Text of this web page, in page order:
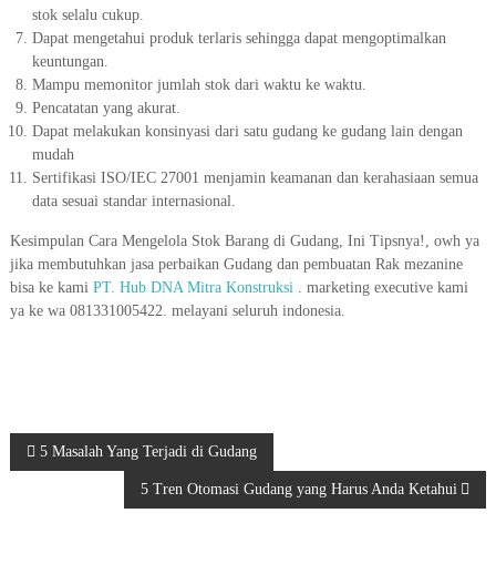
stok selalu cukup.
Dapat mengetahui produk terlaris sehingga dapat mengoptimalkan
keuntungan.
Mampu memonitor jumlah stok dari waktu ke waktu.
Pencatatan yang akurat.
Dapat melakukan konsinyasi dari satu gudang ke gudang lain dengan
mudah
Sertifikasi ISO/IEC 27001 menjamin keamanan dan kerahasiaan semua
data sesuai standar internasional.
Kesimpulan Cara Mengelola Stok Barang di Gudang, Ini Tipsnya!, owh ya
jika membutuhkan jasa perbaikan Gudang dan pembuatan Rak mezanine
bisa ke kami PT. Hub DNA Mitra Konstruksi . marketing executive kami
ya ke wa 081331005422. melayani seluruh indonesia.
P
5 Masalah Yang Terjadi di Gudang
5 Tren Otomasi Gudang yang Harus Anda Ketahui